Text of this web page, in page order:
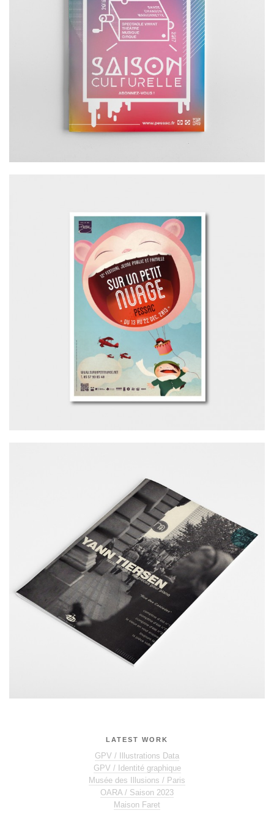
LATEST WORK
GPV / Illustrations Data
GPV / Identité graphique
Musée des Illusions / Paris
OARA / Saison 2023
Maison Faret